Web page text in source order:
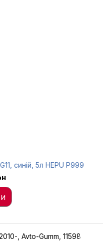
синій, 5л HEPU P999